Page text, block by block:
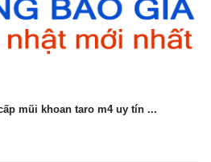
mũi khoan taro m4 uy tín ...